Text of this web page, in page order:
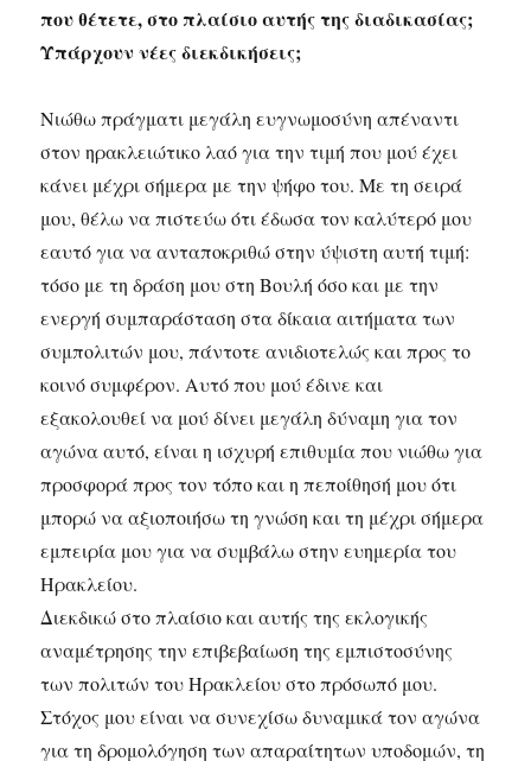
που θέτετε, στο πλαίσιο αυτής της διαδικασίας;
Υπάρχουν νέες διεκδικήσεις;
Νιώθω πράγματι μεγάλη ευγνωμοσύνη απέναντι
στον ηρακλειώτικο λαό για την τιμή που μού έχει
κάνει μέχρι σήμερα με την ψήφο του. Με τη σειρά
μου, θέλω να πιστεύω ότι έδωσα τον καλύτερό μου
εαυτό για να ανταποκριθώ στην ύψιστη αυτή τιμή:
τόσο με τη δράση μου στη Βουλή όσο και με την
ενεργή συμπαράσταση στα δίκαια αιτήματα των
συμπολιτών μου, πάντοτε ανιδιοτελώς και προς το
κοινό συμφέρον. Αυτό που μού έδινε και
εξακολουθεί να μού δίνει μεγάλη δύναμη για τον
αγώνα αυτό, είναι η ισχυρή επιθυμία που νιώθω για
προσφορά προς τον τόπο και η πεποίθησή μου ότι
μπορώ να αξιοποιήσω τη γνώση και τη μέχρι σήμερα
εμπειρία μου για να συμβάλω στην ευημερία του
Ηρακλείου.
Διεκδικώ στο πλαίσιο και αυτής της εκλογικής
αναμέτρησης την επιβεβαίωση της εμπιστοσύνης
των πολιτών του Ηρακλείου στο πρόσωπό μου.
Στόχος μου είναι να συνεχίσω δυναμικά τον αγώνα
για τη δρομολόγηση των απαραίτητων υποδομών, τη